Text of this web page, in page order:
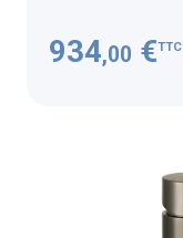
934,00 €TTC